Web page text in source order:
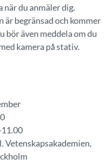
när du anmäler dig.
begränsad och kommer
bör även meddela om du
kamera på stativ.
Vetenskapsakademien,